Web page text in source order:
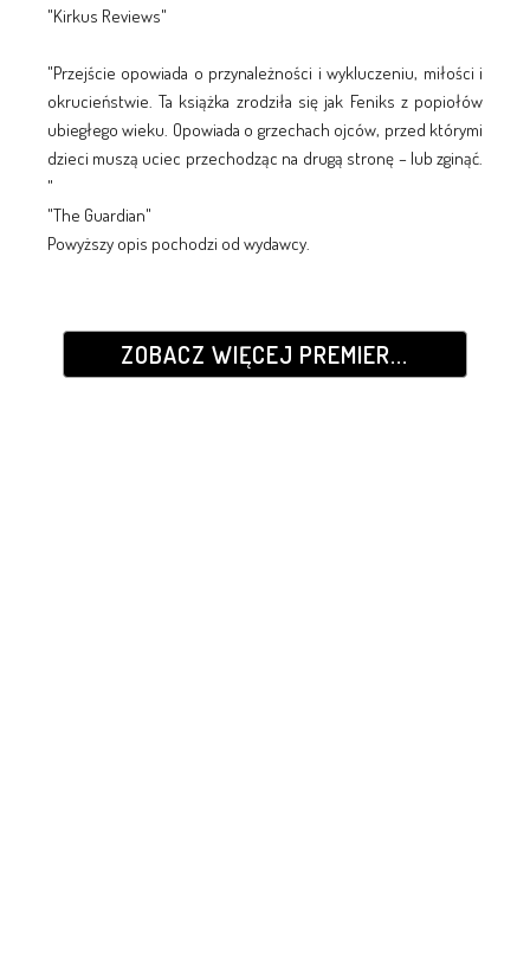
"Kirkus Reviews"
"Przejście opowiada o przynależności i wykluczeniu, miłości i
okrucieństwie. Ta książka zrodziła się jak Feniks z popiołów
ubiegłego wieku. Opowiada o grzechach ojców, przed którymi
dzieci muszą uciec przechodząc na drugą stronę – lub zginąć.
"
"The Guardian"
Powyższy opis pochodzi od wydawcy.
ZOBACZ WIĘCEJ PREMIER...